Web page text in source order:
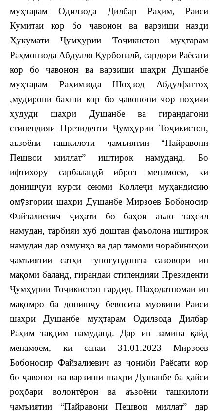
муҳтарам Одилзода Дилбар Раҳим, Раиси
Кумитаи кор бо ҷавонон ва варзиши назди
Ҳукумати Ҷумҳурии Тоҷикистон муҳтарам
Раҳмонзода Абдулло Қурбоналӣ, сардори Раёсати
кор бо ҷавонон ва варзиши шаҳри Душанбе
муҳтарам Раҳимзода Шоҳзод Абдулфаттоҳ
,мудирони бахши кор бо ҷавонони чор ноҳияи
ҳудуди шаҳри Душанбе ва гирандагони
стипендияи Президенти Ҷумҳурии Тоҷикистон,
аъзоёни ташкилоти ҷамъиятии “Пайравони
Пешвои миллат” иштирок намуданд. Бо
ифтихору сарбаландӣ иброз менамоем, ки
донишҷӯи курси сеюми Коллеҷи муҳандисию
омӯзгории шаҳри Душанбе Мирзоев Бобоносир
Файзалиевич ҷиҳати бо баҳои аъло таҳсил
намудан, тарбияи хуб доштан фаъолона иштирок
намудан дар озмунҳо ва дар тамоми чорабиниҳои
ҷамъиятии сатҳи гуногундошта сазовори ин
мақоми баланд, гирандаи стипендияи Президенти
Ҷумҳурии Тоҷикистон гардид. Шаҳодатномаи ин
мақомро ба донишҷӯ бевосита муовини Раиси
шаҳри Душанбе муҳтарам Одилзода Дилбар
Раҳим тақдим намуданд. Дар ин замина қайд
менамоем, ки санаи 31.01.2023 Мирзоев
Бобоносир Файзалиевич аз ҷониби Раёсати кор
бо ҷавонон ва варзиши шаҳри Душанбе ба ҳайси
роҳбари волонтёрон ва аъзоёни ташкилоти
ҷамъиятии “Пайравони Пешвои миллат” дар